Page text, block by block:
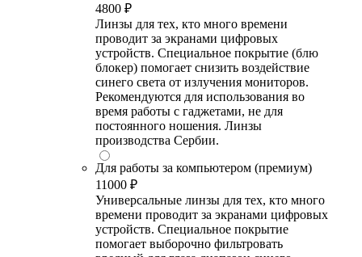
4800 ₽
Линзы для тех, кто много времени
проводит за экранами цифровых
устройств. Специальное покрытие (блю
блокер) помогает снизить воздействие
синего света от излучения мониторов.
Рекомендуются для использования во
время работы с гаджетами, не для
постоянного ношения. Линзы
производства Сербии.
Для работы за компьютером (премиум)
11000 ₽
Универсальные линзы для тех, кто много
времени проводит за экранами цифровых
устройств. Специальное покрытие
помогает выборочно фильтровать